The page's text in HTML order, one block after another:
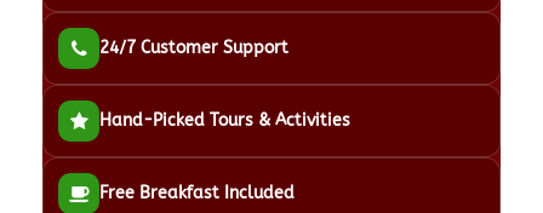
24/7 Customer Support
Hand-Picked Tours & Activities
Free Breakfast Included